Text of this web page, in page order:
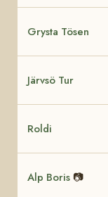
Grysta Tösen
Järvsö Tur
Roldi
Alp Boris 📷